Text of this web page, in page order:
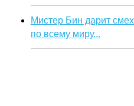
Мистер Бин дарит
по всему миру...